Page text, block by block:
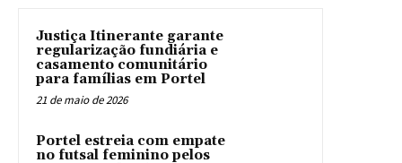
Justiça Itinerante garante
regularização fundiária e
casamento comunitário
para famílias em Portel
21 de maio de 2026
Portel estreia com empate
no futsal feminino pelos